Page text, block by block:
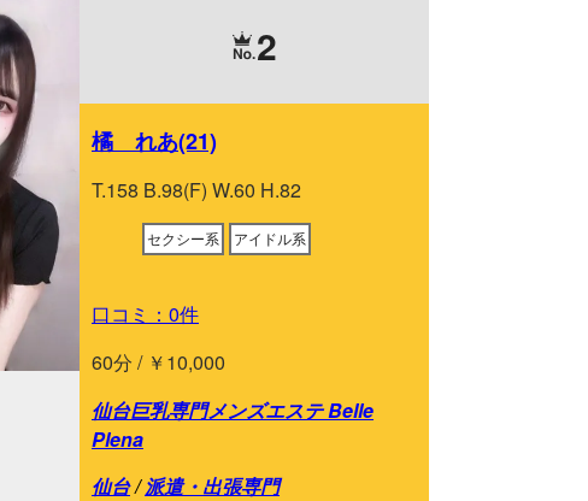
2
橘 れあ(21)
T.158 B.98(F) W.60 H.82
セクシー系 アイドル系
口コミ：0件
60分 / ￥10,000
仙台巨乳専門メンズエステ Belle
Plena
仙台/派遣・出張専門